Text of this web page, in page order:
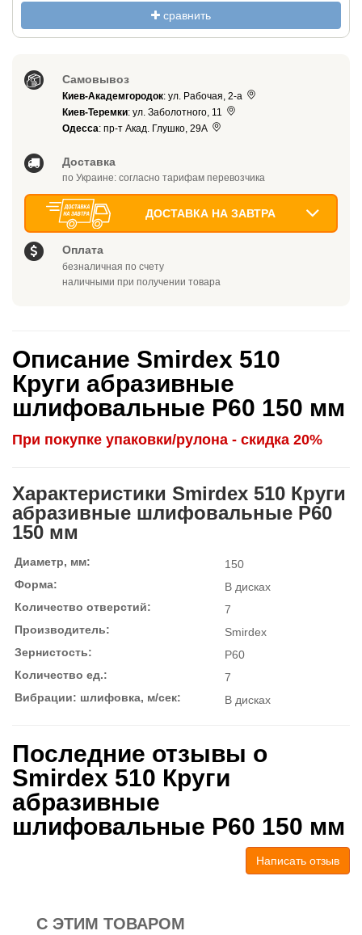
сравнить
Самовывоз
Киев-Академгородок: ул. Рабочая, 2-а
Киев-Теремки: ул. Заболотного, 11
Одесса: пр-т Акад. Глушко, 29А
Доставка
по Украине: согласно тарифам перевозчика
ДОСТАВКА НА ЗАВТРА
Оплата
безналичная по счету
наличными при получении товара
Описание Smirdex 510
Круги абразивные
шлифовальные P60 150 мм
При покупке упаковки/рулона - скидка 20%
Характеристики Smirdex 510 Круги
абразивные шлифовальные P60
150 мм
Диаметр, мм:
150
Форма:
В дисках
Количество отверстий:
7
Производитель:
Smirdex
Зернистость:
P60
Количество ед.:
7
Вибрации: шлифовка, м/сек:
В дисках
Последние отзывы о
Smirdex 510 Круги
абразивные
шлифовальные P60 150 мм
Написать отзыв
С ЭТИМ ТОВАРОМ